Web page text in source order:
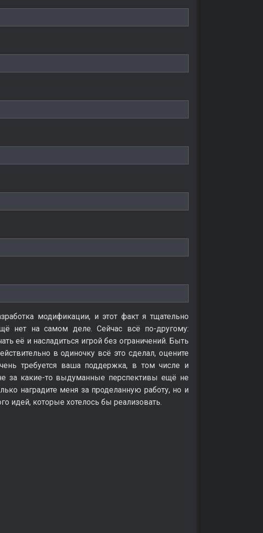
модификации, и этот факт я тщательно
нет на самом деле. Сейчас всё по-другому:
её и насладиться игрой без ограничений. Быть
в одиночку всё это сделал, оцените
требуется ваша поддержка, в том числе и
за какие-то выдуманные перспективы ещё не
наградите меня за проделанную работу, но и
идей, которые хотелось бы реализовать.